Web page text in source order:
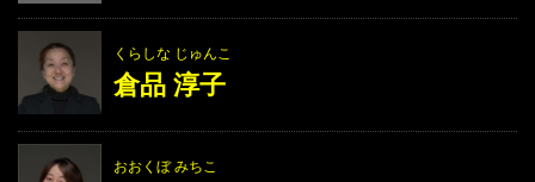
くらしな じゅんこ
倉品 淳子
おおくぼ みちこ